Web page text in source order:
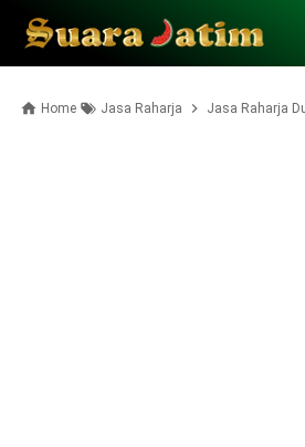
Home Jasa Raharja Jasa Raharja Dukung Target